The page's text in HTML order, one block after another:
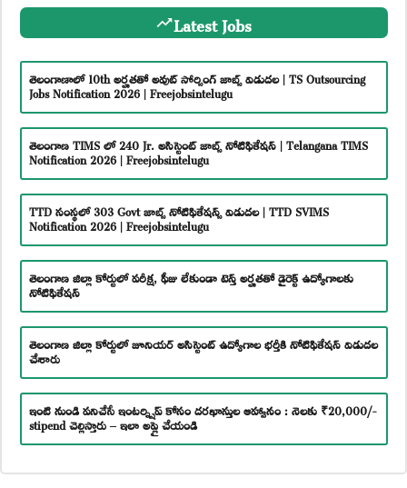
Latest Jobs
తెలంగాణాలో 10th అర్హతతో అవుట్ సోర్సింగ్ జాబ్స్ విడుదల | TS Outsourcing
Jobs Notification 2026 | Freejobsintelugu
తెలంగాణ TIMS లో 240 Jr. అసిస్టెంట్ జాబ్స్ నోటిఫికేషన్ | Telangana TIMS
Notification 2026 | Freejobsintelugu
TTD సంస్థలో 303 Govt జాబ్స్ నోటిఫికేషన్స్ విడుదల | TTD SVIMS
Notification 2026 | Freejobsintelugu
తెలంగాణ జిల్లా కోర్టులో పరీక్ష, ఫీజు లేకుండా టెన్త్ అర్హతతో డైరెక్ట్ ఉద్యోగాలకు
నోటిఫికేషన్
తెలంగాణ జిల్లా కోర్టులో జూనియర్ అసిస్టెంట్ ఉద్యోగాల భర్తీకి నోటిఫికేషన్ విడుదల
చేశారు
ఇంటి నుండి పనిచేసే ఇంటర్న్షిప్ కోసం దరఖాస్తుల ఆహ్వానం : నెలకు ₹20,000/-
stipend చెల్లిస్తారు – ఇలా అప్లై చేయండి